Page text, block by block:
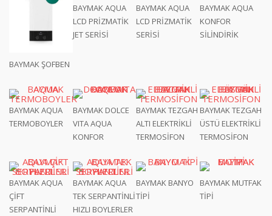
BAYMAK ŞOFBEN
BAYMAK AQUA
LCD PRİZMATİK
JET SERİSİ
BAYMAK AQUA
LCD PRİZMATİK
SERİSİ
BAYMAK AQUA
KONFOR
SİLİNDİRİK
BAYMAK AQUA
TERMOBOYLER
BAYMAK DOLCE
VITA AQUA
KONFOR
BAYMAK TEZGAH
ALTI ELEKTRİKLİ
TERMOSİFON
BAYMAK TEZGAH
ÜSTÜ ELEKTRİKLİ
TERMOSİFON
BAYMAK AQUA
ÇİFT
SERPANTİNLİ
BAYMAK AQUA
TEK SERPANTİNLİ
HIZLI BOYLERLER
BAYMAK BANYO
TİPİ
BAYMAK MUTFAK
TİPİ